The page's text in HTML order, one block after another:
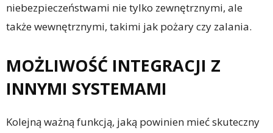
niebezpieczeństwami nie tylko zewnętrznymi, ale
także wewnętrznymi, takimi jak pożary czy zalania.
MOŻLIWOŚĆ INTEGRACJI Z
INNYMI SYSTEMAMI
Kolejną ważną funkcją, jaką powinien mieć skuteczny